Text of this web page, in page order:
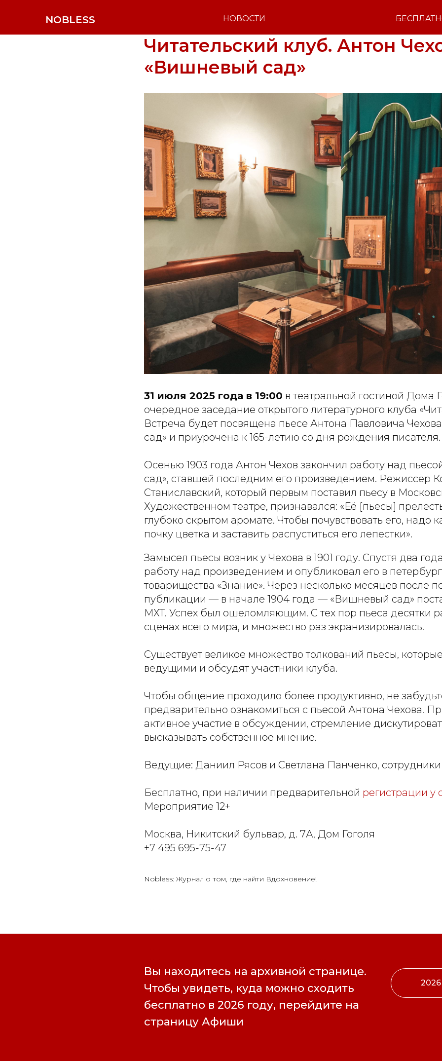
NOBLESS НОВОСТИ
Читательский клуб. Антон
«Вишневый сад»
31 июля 2025 года в 19:00 в театральной гостиной Дома
очередное заседание открытого литературного клуба
Встреча будет посвящена пьесе Антона Павловича
сад» и приурочена к 165-летию со дня рождения писателя.
Осенью 1903 года Антон Чехов закончил работу над
сад», ставшей последним его произведением. Режиссёр
Станиславский, который первым поставил пьесу в
Художественном театре, признавался: «Её [пьесы]
глубоко скрытом аромате. Чтобы почувствовать его, надо
почку цветка и заставить распуститься его лепестки».
Замысел пьесы возник у Чехова в 1901 году. Спустя два
работу над произведением и опубликовал его в
товарищества «Знание». Через несколько месяцев после
публикации — в начале 1904 года — «Вишневый сад»
МХТ. Успех был ошеломляющим. С тех пор пьеса десятки
сценах всего мира, и множество раз экранизировалась.
Существует великое множество толкований пьесы,
ведущими и обсудят участники клуба.
Чтобы общение проходило более продуктивно, не
предварительно ознакомиться с пьесой Антона Чехова.
активное участие в обсуждении, стремление
высказывать собственное мнение.
Ведущие: Даниил Рясов и Светлана Панченко,
Бесплатно, при наличии предварительной регистрации у
Мероприятие 12+
Москва, Никитский бульвар, д. 7А, Дом Гоголя
+7 495 695-75-47
Nobless: Журнал о том, где найти Вдохновение!
Вы находитесь на архивной странице.
Чтобы увидеть, куда можно сходить
бесплатно в 2026 году, перейдите на
страницу Афиши
2026